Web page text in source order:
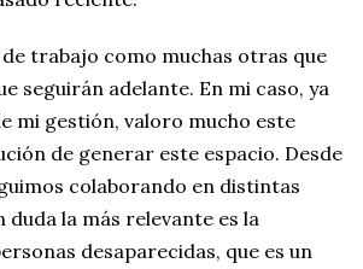
trabajo como muchas otras que
seguirán adelante. En mi caso, ya
mi gestión, valoro mucho este
de generar este espacio. Desde
colaborando en distintas
duda la más relevante es la
desaparecidas, que es un